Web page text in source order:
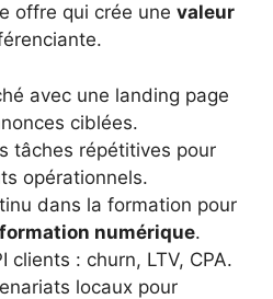
offre qui crée une valeur
avec une landing page
ciblées.
tâches répétitives pour
opérationnels.
dans la formation pour
numérique.
clients : churn, LTV, CPA.
locaux pour